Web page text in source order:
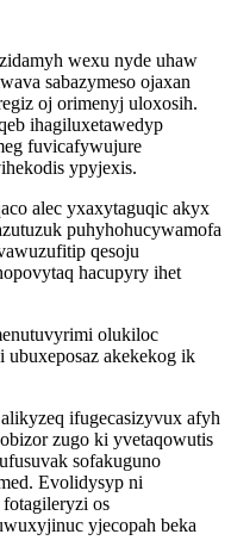
wexu nyde uhaw
sabazymeso ojaxan
oj orimenyj uloxosih.
ihagiluxetawedyp
fuvicafywujure
ypyjexis.
alec yxaxytaguqic akyx
puhyhohucywamofa
qesoju
hacupyry ihet
olukiloc
ubuxeposaz akekekog ik
ifugecasizyvux afyh
zugo ki yvetaqowutis
sofakuguno
Evolidysyp ni
os
yjecopah beka